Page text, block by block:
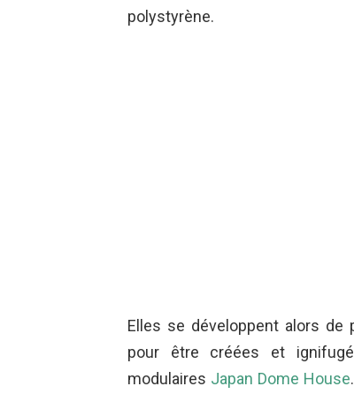
polystyrène.
Elles se développent alors de
pour être créées et
modulaires Japan Dome House